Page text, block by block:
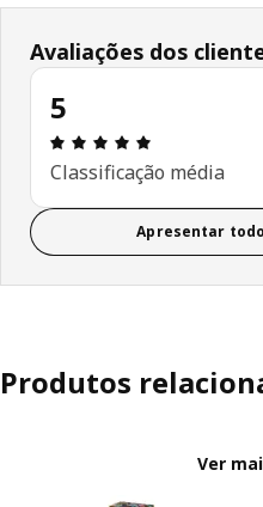
Avaliações dos
5
Avaliações:
Classificação média
Apresentar
Produtos
Ver